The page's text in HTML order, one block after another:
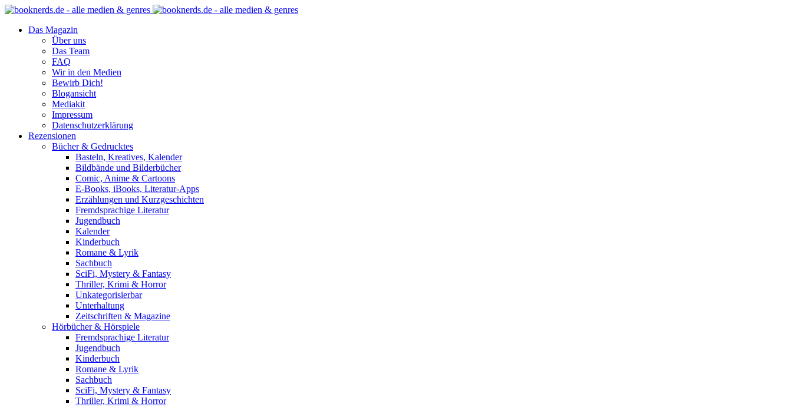
Das Magazin
Über uns
Das Team
FAQ
Wir in den Medien
Bewirb Dich!
Blogansicht
Mediakit
Impressum
Datenschutzerklärung
Rezensionen
Bücher & Gedrucktes
Basteln, Kreatives, Kalender
Bildbände und Bilderbücher
Comic, Anime & Cartoons
E-Books, iBooks, Literatur-Apps
Erzählungen und Kurzgeschichten
Fremdsprachige Literatur
Jugendbuch
Kalender
Kinderbuch
Romane & Lyrik
Sachbuch
SciFi, Mystery & Fantasy
Thriller, Krimi & Horror
Unkategorisierbar
Unterhaltung
Zeitschriften & Magazine
Hörbücher & Hörspiele
Fremdsprachige Literatur
Jugendbuch
Kinderbuch
Romane & Lyrik
Sachbuch
SciFi, Mystery & Fantasy
Thriller, Krimi & Horror